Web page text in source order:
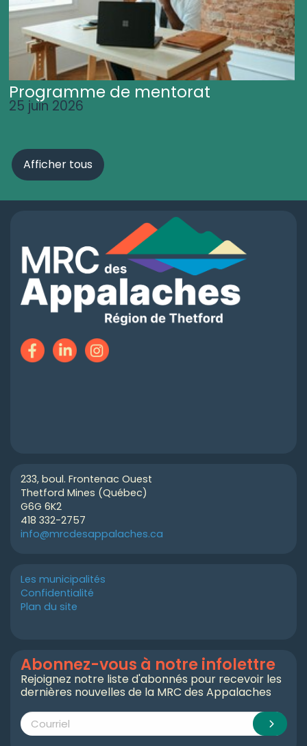
Programme de mentorat
25 juin 2026
Afficher tous
233, boul. Frontenac Ouest
Thetford Mines (Québec)
G6G 6K2
418 332-2757
info@mrcdesappalaches.ca
Les municipalités
Confidentialité
Plan du site
Abonnez-vous à notre infolettre
Rejoignez notre liste d'abonnés pour recevoir les
dernières nouvelles de la MRC des Appalaches